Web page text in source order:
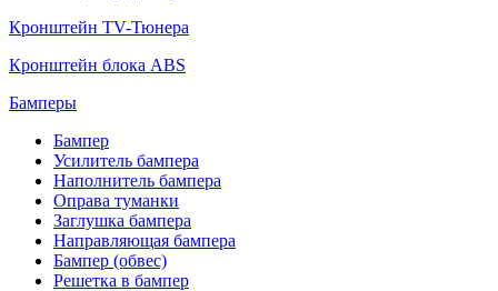
Кронштейн TV-Тюнера
Кронштейн блока ABS
Бамперы
Бампер
Усилитель бампера
Наполнитель бампера
Оправа туманки
Заглушка бампера
Направляющая бампера
Бампер (обвес)
Решетка в бампер